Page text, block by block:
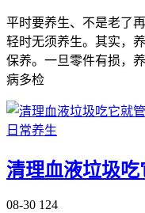
平时要养生、不是老了
轻时无须养生。其实，
保养。一旦零件有损，
病多检
日常养生
清理血液垃圾吃
08-30 124